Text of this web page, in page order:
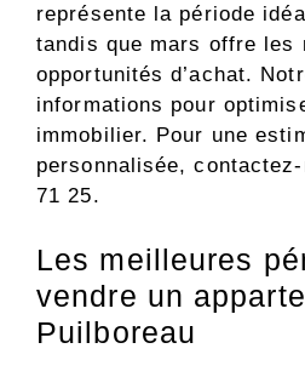
représente la période
tandis que mars offre les
opportunités d’achat.
informations pour
immobilier. Pour une
personnalisée,
71 25.
Les meilleures
vendre un
Puilboreau